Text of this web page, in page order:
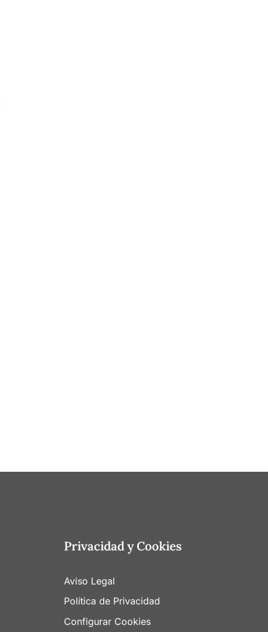
Privacidad y Cookies
Aviso Legal
Política de Privacidad
Configurar Cookies